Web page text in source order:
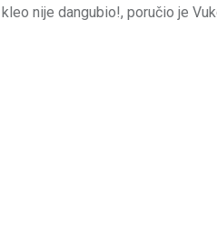
nije dangubio!, poručio je